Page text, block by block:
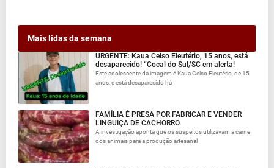
Mais lidas da semana
URGENTE: Kaua Celso Eleutério, 15 anos, está
desaparecido! “Cocal do Sul/SC em alerta!
Este adolescente da imagem é Kaua Celso Eleutério, de 15
anos, e está desaparecido há
FAMÍLIA É PRESA POR FABRICAR E VENDER
LINGUIÇA DE CACHORRO.
A investigação aponta que os suspeitos utilizavam a carne
dos animais para a produção artesanal